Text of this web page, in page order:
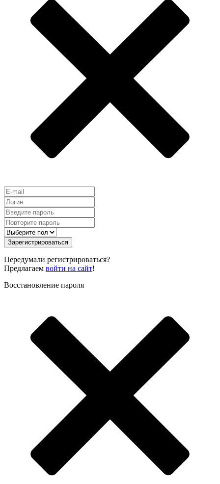
Зарегистрироваться
Передумали регистрироваться?
Предлагаем войти на сайт!
Восстановление пароля